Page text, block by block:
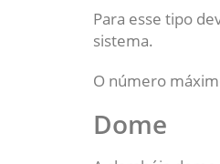
Para esse tipo
sistema.
O número
Dome